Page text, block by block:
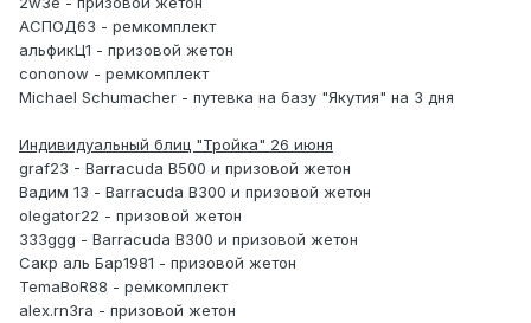
АСПОД63 - ремкомплект
альфикЦ1 - призовой жетон
cononow - ремкомплект
Michael Schumacher - путевка на базу "Якутия" на 3 дня
Индивидуальный блиц "Тройка" 26 июня
graf23 - Barracuda B500 и призовой жетон
Вадим 13 - Barracuda B300 и призовой жетон
olegator22 - призовой жетон
333ggg - Barracuda B300 и призовой жетон
Сакр аль Бар1981 - призовой жетон
TemaBoR88 - ремкомплект
alex.rn3ra - призовой жетон